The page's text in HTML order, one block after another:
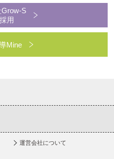
S
用
Mine
運営会社について